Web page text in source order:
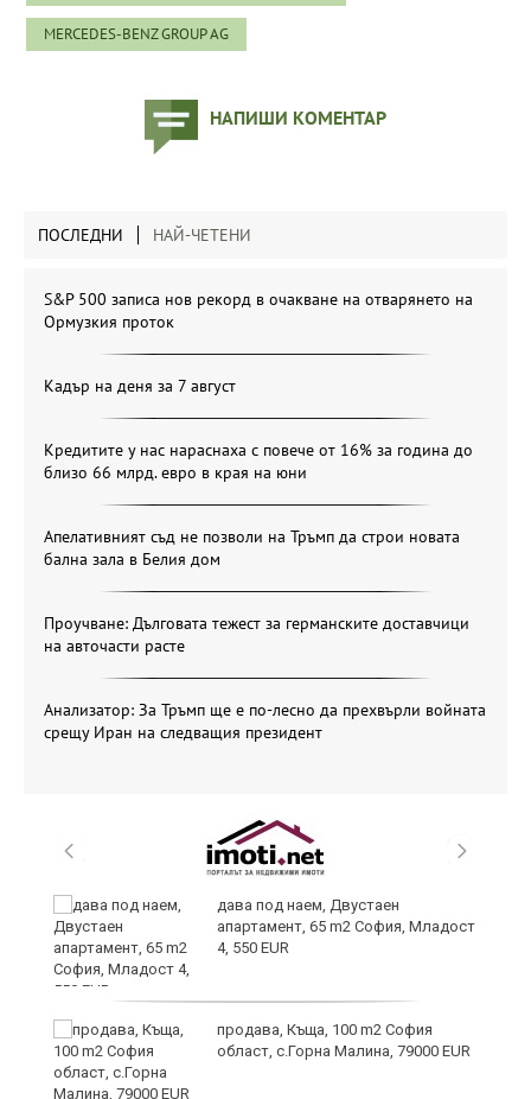
MERCEDES-BENZ GROUP AG
НАПИШИ КОМЕНТАР
ПОСЛЕДНИ НАЙ-ЧЕТЕНИ
S&P 500 записа нов рекорд в очакване на отварянето на
Ормузкия проток
Кадър на деня за 7 август
Кредитите у нас нараснаха с повече от 16% за година до
близо 66 млрд. евро в края на юни
Апелативният съд не позволи на Тръмп да строи новата
бална зала в Белия дом
Проучване: Дълговата тежест за германските доставчици
на авточасти расте
Анализатор: За Тръмп ще е по-лесно да прехвърли войната
срещу Иран на следващия президент
дава под наем, Двустаен
апартамент, 65 m2 София, Младост
4, 550 EUR
продава, Къща, 100 m2 София
област, с.Горна Малина, 79000 EUR